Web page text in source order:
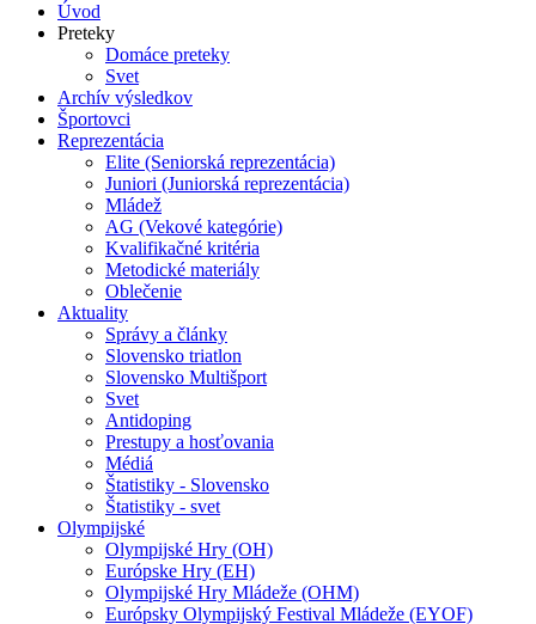
Úvod
Preteky
Domáce preteky
Svet
Archív výsledkov
Športovci
Reprezentácia
Elite (Seniorská reprezentácia)
Juniori (Juniorská reprezentácia)
Mládež
AG (Vekové kategórie)
Kvalifikačné kritéria
Metodické materiály
Oblečenie
Aktuality
Správy a články
Slovensko triatlon
Slovensko Multišport
Svet
Antidoping
Prestupy a hosťovania
Médiá
Štatistiky - Slovensko
Štatistiky - svet
Olympijské
Olympijské Hry (OH)
Európske Hry (EH)
Olympijské Hry Mládeže (OHM)
Európsky Olympijský Festival Mládeže (EYOF)